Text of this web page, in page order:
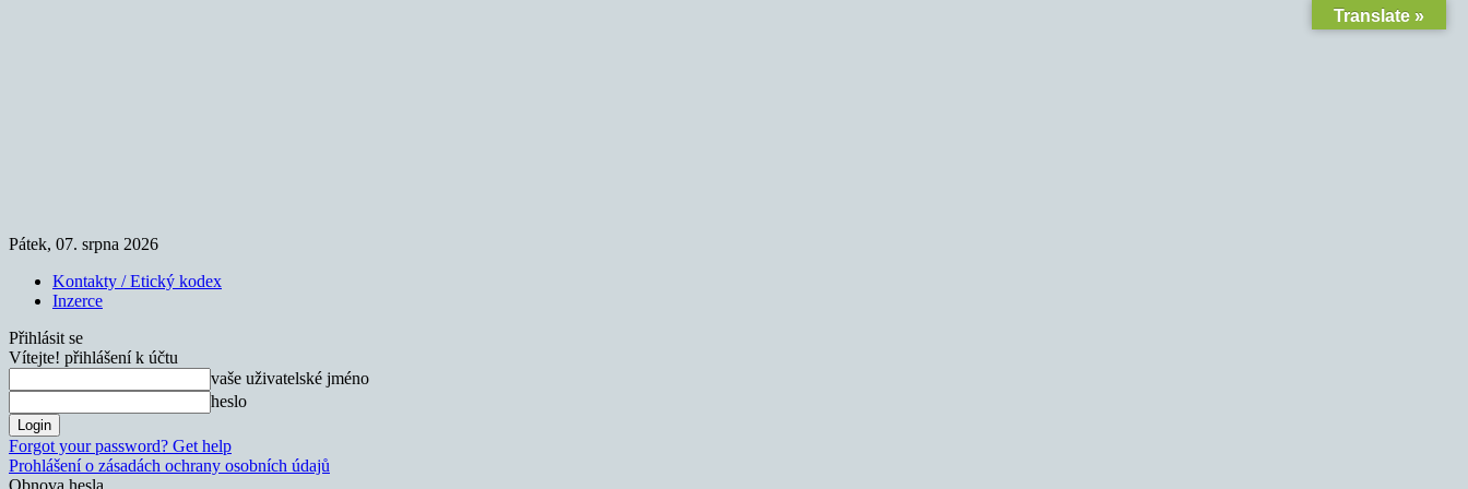
Pátek, 07. srpna 2026
Kontakty / Etický kodex
Inzerce
Přihlásit se
Vítejte! přihlášení k účtu
vaše uživatelské jméno
heslo
Forgot your password? Get help
Prohlášení o zásadách ochrany osobních údajů
Obnova hesla
Translate »